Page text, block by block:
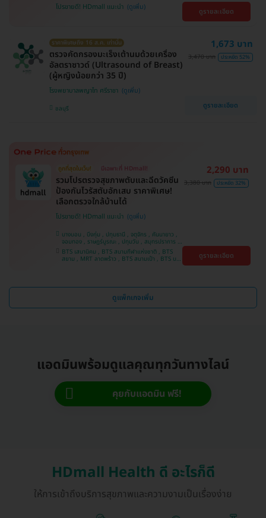
โปรขายดี! HDmall แนะนำ ดูรายละเอียด
ราคาพิเศษถึง 16 ส.ค. เท่านั้น
ตรวจคัดกรองมะเร็งเต้านมด้วยเครื่อง
อัลตราซาวด์ (Ultrasound of Breast)
(ผู้หญิงน้อยกว่า 35 ปี)
โรงพยาบาลพญาไท ศรีราชา
ชลบุรี
1,673 บาท
3,470 บาท ประหยัด 52%
ดูรายละเอียด
ถูกที่สุดในเว็บ! มีเฉพาะที่ HDmall!
รวมโปรตรวจสุขภาพตับและฉีดวัคซีน
ป้องกันไวรัสตับอักเสบ ราคาพิเศษ!
เลือกตรวจใกล้บ้านได้
โปรขายดี! HDmall แนะนำ
บางบอน , บึงกุ่ม , ปทุมธานี , จตุจักร , คันนายาว ,
จอมทอง , ราษฎร์บูรณะ , ปทุมวัน , สมุทรปราการ ,
ลาดพร้าว , พญาไท , ภาษีเจริญ , พระโขนง , บางรัก
, หนองแขม , บริการถึงบ้าน , ราชเทวี , บางนา ,
คลองเตย , ตลิ่งชัน
BTS เสนานิคม , BTS สนามกีฬาแห่งชาติ , BTS
สยาม , MRT ลาดพร้าว , BTS สนามเป้า , BTS บาง
2,290 บาท
3,380 บาท ประหยัด 32%
ดูรายละเอียด
ดูแพ็กเกจเพิ่ม
แอดมินพร้อมดูแลคุณทุกวันทางไลน์
คุยกับแอดมิน ฟรี!
HDmall Health ดี อะไรก็ดี
ให้การเข้าถึงบริการสุขภาพและความงามเป็นเรื่องง่าย